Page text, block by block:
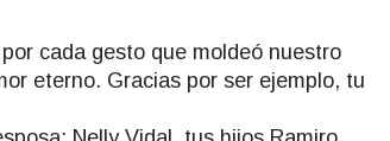
cada gesto que moldeó nuestro
eterno. Gracias por ser ejemplo, tu